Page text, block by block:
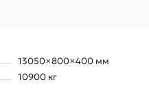
13050×800×400 мм
10900 кг